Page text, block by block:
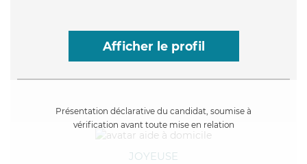
Afficher le profil
Présentation déclarative du candidat, soumise à
vérification avant toute mise en relation
JOYEUSE